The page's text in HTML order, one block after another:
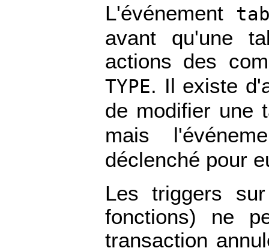
L'événement
avant qu'une
actions des
TYPE. Il existe
de modifier une
mais
déclenché pour
Les triggers
fonctions) ne
transaction